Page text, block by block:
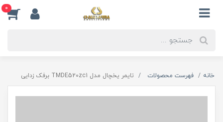
0
خانه فهرست محصولات تایمر یخچال مدل TMDE520zc1 برفک زدایی